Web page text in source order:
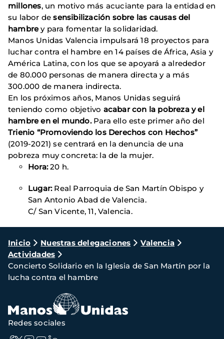
millones, un motivo más acuciante para la entidad en
su labor desensibilización sobre las causas del
hambrey para fomentar la solidaridad.
Manos Unidas Valencia impulsará 18 proyectos para
luchar contra el hambre en 14 países de África, Asia y
América Latina, con los que se apoyará a alrededor
de 80.000 personas de manera directa y a más
300.000 de manera indirecta.
En los próximos años, Manos Unidas seguirá
teniendo como objetivo acabar con la pobreza y el
hambre en el mundo.Para ello este primer año del
Trienio “Promoviendo los Derechos con Hechos”
(2019-2021) se centrará en la denuncia de una
pobreza muy concreta: la de la mujer.
Hora:20 h.
Lugar: Real Parroquia de San Martín Obispo y
San Antonio Abad de Valencia.
C/ San Vicente, 11, Valencia.
Ruta
de
navegación
Inicio Nuestras delegaciones
Valencia
Actividades
Concierto Solidario en la Iglesia de San Martín por la
lucha contra el hambre
Redes sociales